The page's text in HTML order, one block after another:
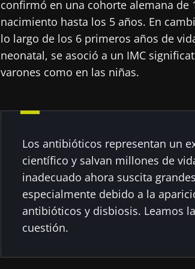
confirmó en una cohorte alemana de
nacimiento hasta los 5 años. En
lo largo de los 6 primeros años de
neonatal, se asoció a un IMC
varones como en las niñas.
Los antibióticos representan un
científico y salvan millones de
inadecuado ahora suscita
especialmente debido a la
antibióticos y disbiosis. Leamos
cuestión.
Está a punto de ser
Únase a la comunidad
"Microbiota Digest" y el
sobre la microbiota.
¡No se
Únase a la comunidad
Me gustaría
He leído y acepto las
del Biocodex
* Campo obligatorio
BMI 20-35